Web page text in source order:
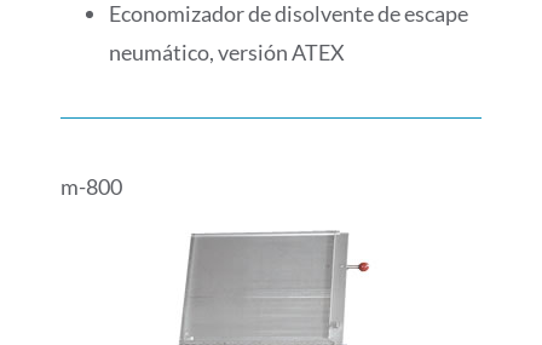
Economizador de disolvente de escape
neumático, versión ATEX
m-800